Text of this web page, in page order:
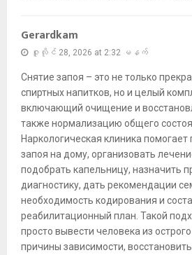
Gerardkam
ဇူလိုင် 28, 2026 at 2:32 မနက်
Снятие запоя – это не только
спиртных напитков, но и целый
включающий очищение и
также нормализацию общего
Наркологическая клиника
запоя на дому, организовать
подобрать капельницу, назначить
диагностику, дать рекомендации
необходимость кодирования и
реабилитационный план. Такой
просто вывести человека из
причины зависимости,